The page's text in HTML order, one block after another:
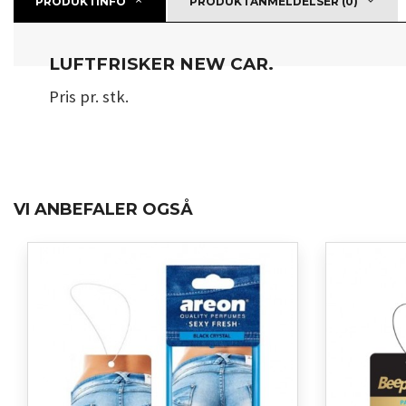
LUFTFRISKER NEW CAR.
Pris pr. stk.
VI ANBEFALER OGSÅ